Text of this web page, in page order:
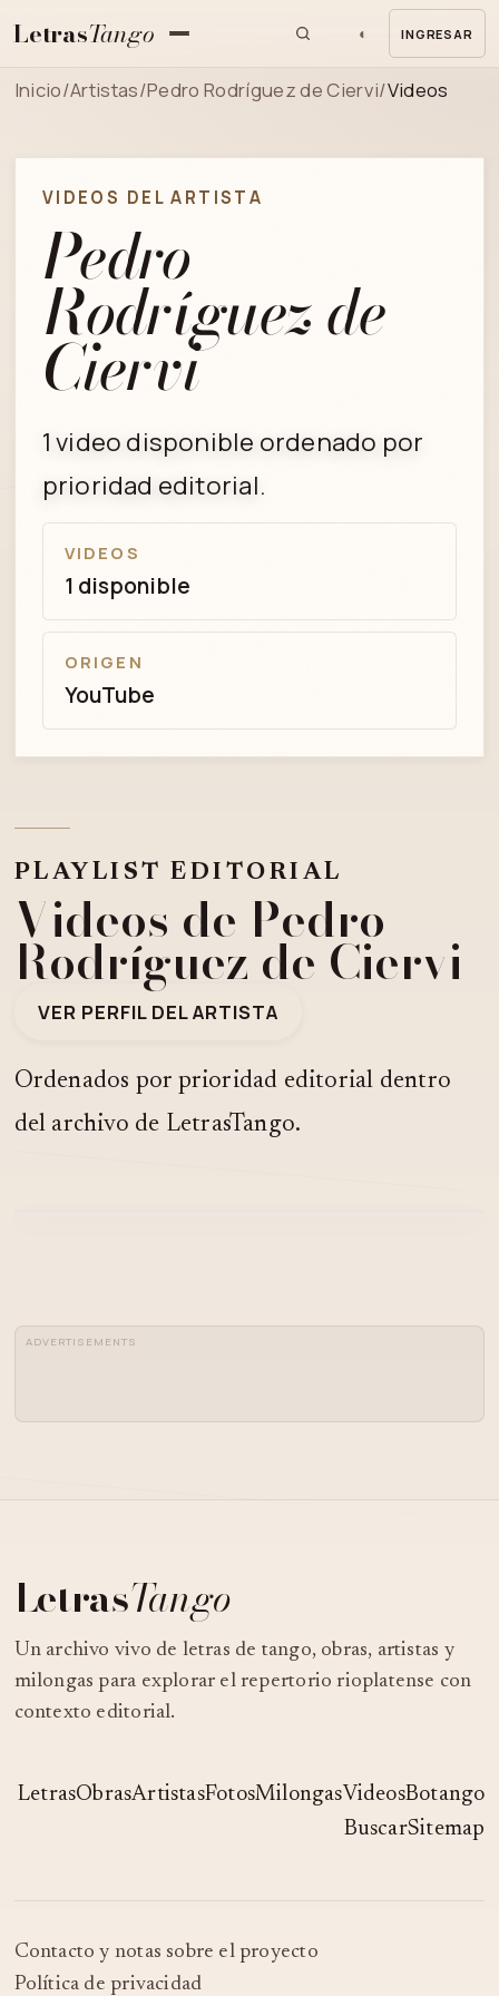
LetrasTango ◐ INGRESAR
Inicio/Artistas/Pedro Rodríguez de Ciervi/Videos
VIDEOS DEL ARTISTA
Pedro
Rodríguez de
Ciervi
1 video disponible ordenado por
prioridad editorial.
VIDEOS
1 disponible
ORIGEN
YouTube
PLAYLIST EDITORIAL
Videos de Pedro
Rodríguez de Ciervi
VER PERFIL DEL ARTISTA
Ordenados por prioridad editorial dentro
del archivo de LetrasTango.
ADVERTISEMENTS
LetrasTango
Un archivo vivo de letras de tango, obras, artistas y
milongas para explorar el repertorio rioplatense con
contexto editorial.
LetrasObrasArtistasFotosMilongasVideosBotango
BuscarSitemap
Contacto y notas sobre el proyecto
Política de privacidad